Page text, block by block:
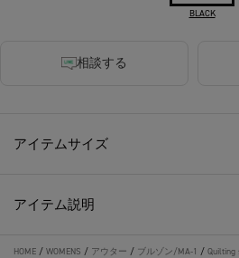
BLACK
相談する
アイテムサイズ
アイテム説明
HOME / WOMENS / アウター / ブルゾン/MA-1 / Quilting